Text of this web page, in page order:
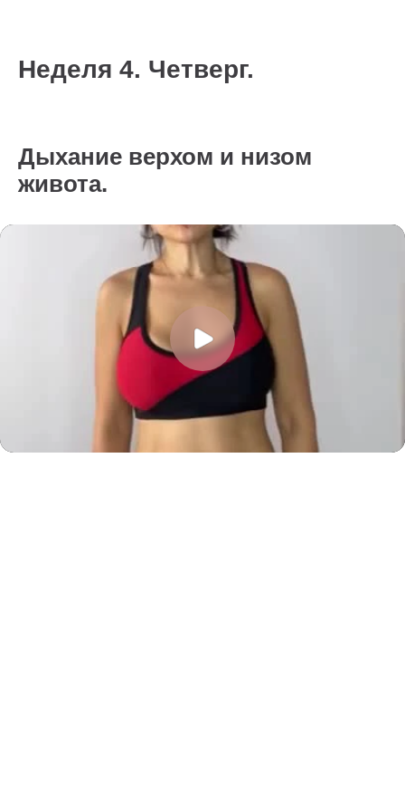
Неделя 4. Четверг.
Дыхание верхом и низом
живота.